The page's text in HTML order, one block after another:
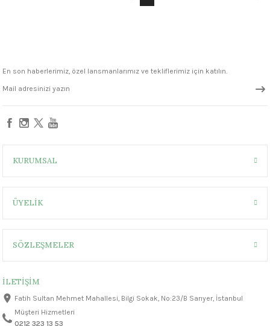
En son haberlerimiz, özel lansmanlarımız ve tekliflerimiz için katılın.
KURUMSAL
ÜYELİK
SÖZLEŞMELER
İLETİŞİM
Fatih Sultan Mehmet Mahallesi, Bilgi Sokak, No:23/B Sarıyer, İstanbul
Müşteri Hizmetleri
0212 323 13 53